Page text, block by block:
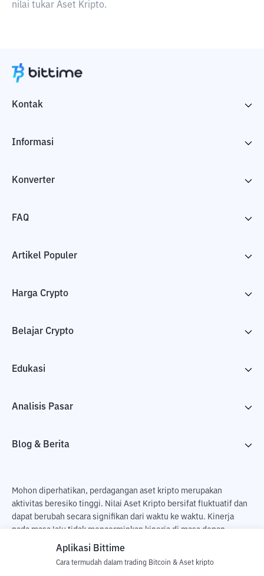
nilai tukar Aset Kripto.
Kontak
Informasi
Konverter
FAQ
Artikel Populer
Harga Crypto
Belajar Crypto
Edukasi
Analisis Pasar
Blog & Berita
Mohon diperhatikan, perdagangan aset kripto merupakan
aktivitas beresiko tinggi. Nilai Aset Kripto bersifat fluktuatif dan
dapat berubah secara signifikan dari waktu ke waktu. Kinerja
pada masa lalu tidak mencerminkan kinerja di masa depan.
Terdapat risiko kehilangan sebagai dampak dari membeli dan
pengguna. PT Utama Aset Digital Indonesia (Bittime) tidak
Aplikasi Bittime
Cara termudah dalam trading Bitcoin & Aset kripto